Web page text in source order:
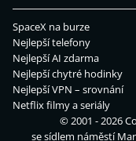
SpaceX na burze
Nejlepší telefony
Nejlepší AI zdarma
Nejlepší chytré hodinky
Nejlepší VPN – srovnání
Netflix filmy a seriály
© 2001 - 2026
se sídlem náměstí